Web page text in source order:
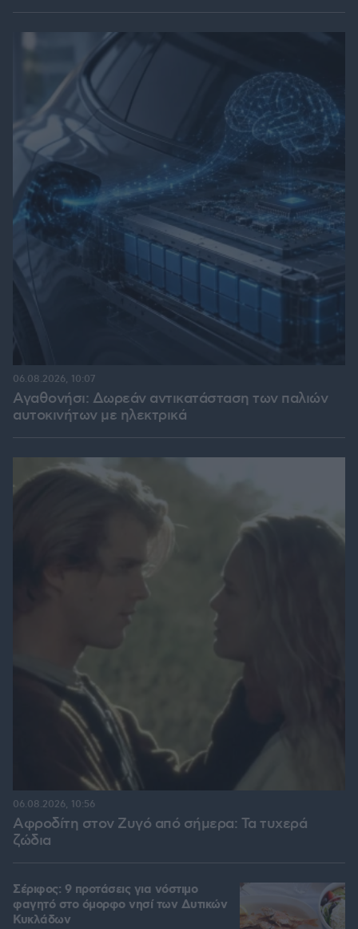
Αγαθονήσι: Δωρεάν αντικατάσταση των παλιών
αυτοκινήτων με ηλεκτρικά
06.08.2026, 10:07
Αφροδίτη στον Ζυγό από σήμερα: Τα τυχερά
ζώδια
06.08.2026, 10:56
Σέριφος: 9 προτάσεις για νόστιμο
φαγητό στο όμορφο νησί των Δυτικών
Κυκλάδων